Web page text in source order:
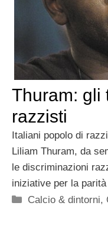
Thuram: gli
razzisti
Italiani popolo di
Liliam Thuram, da
le discriminazioni
iniziative per la parità
Categorie
Calcio & dintorni,